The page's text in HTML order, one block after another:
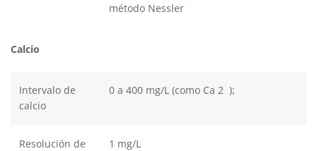
método Nessler
Calcio
Intervalo de
calcio
0 a 400 mg/L (como Ca 2 );
Resolución de
1 mg/L